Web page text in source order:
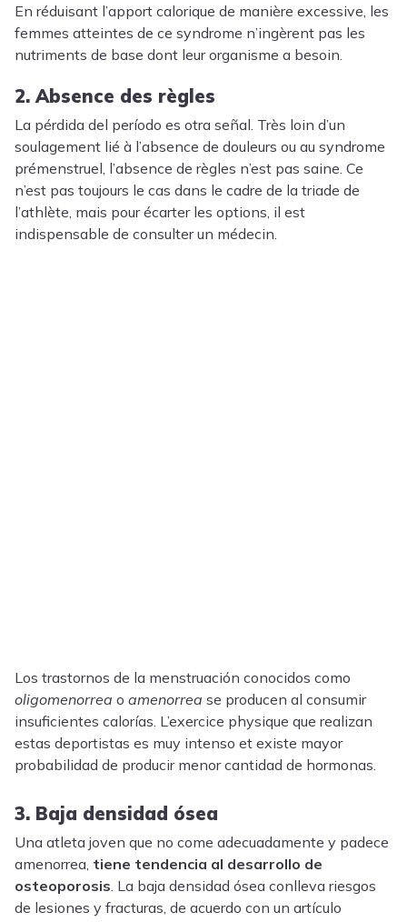
En réduisant l’apport calorique de manière excessive, les
femmes atteintes de ce syndrome n’ingèrent pas les
nutriments de base dont leur organisme a besoin.
2. Absence des règles
La pérdida del período es otra señal. Très loin d’un
soulagement lié à l’absence de douleurs ou au syndrome
prémenstruel, l’absence de règles n’est pas saine. Ce
n’est pas toujours le cas dans le cadre de la triade de
l’athlète, mais pour écarter les options, il est
indispensable de consulter un médecin.
Los trastornos de la menstruación conocidos como
oligomenorrea o amenorrea se producen al consumir
insuficientes calorías. L’exercice physique que realizan
estas deportistas es muy intenso et existe mayor
probabilidad de producir menor cantidad de hormonas.
3. Baja densidad ósea
Una atleta joven que no come adecuadamente y padece
amenorrea, tiene tendencia al desarrollo de
osteoporosis. La baja densidad ósea conlleva riesgos
de lesiones y fracturas, de acuerdo con un artículo